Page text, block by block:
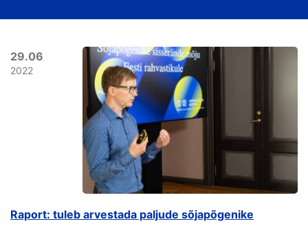
29.06
2022
Raport: tuleb arvestada paljude sõjapõgenike